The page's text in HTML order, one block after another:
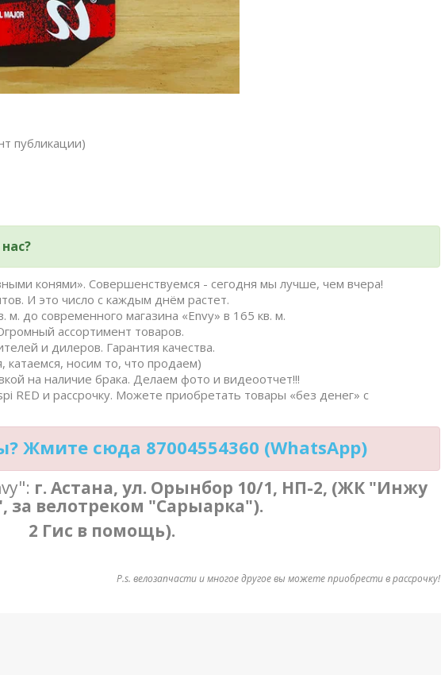
публикации)
конями». Совершенствуемся - сегодня мы лучше, чем вчера!
И это число с каждым днём растет.
до современного магазина «Envy» в 165 кв. м.
ассортимент товаров.
и дилеров. Гарантия качества.
катаемся, носим то, что продаем)
на наличие брака. Делаем фото и видеоотчет!!!
RED и рассрочку. Можете приобретать товары «без денег» с
Жмите сюда 87004554360 (WhatsApp)
г. Астана, ул. Орынбор 10/1, НП-2, (ЖК "Инжу
за велотреком "Сарыарка").
2 Гис в помощь).
P.s. велозапчасти и многое другое вы можете приобрести в рассрочку!